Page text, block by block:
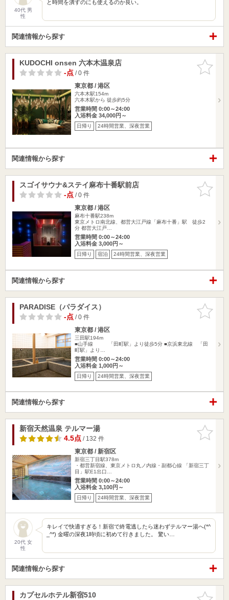
40代 男
性
と時間を潰すのにも使えるのか良い。
関連情報から探す
お気に入
りに追加
KUDOCHI onsen 六本木温泉店
-点/ 0 件
東京都 / 港区
六本木駅154m
六本木駅から 徒歩約5分
営業時間 0:00～24:00
入浴料金 34,000円～
日帰り 24時間営業、深夜営業
関連情報から探す
お気に入
りに追加
スゴイサウナ&ステイ麻布十番駅前店
-点/ 0 件
東京都 / 港区
麻布十番駅238m
東京メトロ南北線、都営大江戸線「麻布十番」駅 徒歩2
分 都営大江戸…
営業時間 0:00～24:00
入浴料金 3,000円～
日帰り 宿泊 24時間営業、深夜営業
関連情報から探す
お気に入
りに追加
PARADISE（パラダイス）
-点/ 0 件
東京都 / 港区
三田駅194m
■山手線 「田町駅」より徒歩5分 ■京浜東北線 「田
町駅」より…
営業時間 0:00～24:00
入浴料金 1,000円～
日帰り 24時間営業、深夜営業
関連情報から探す
お気に入
りに追加
新宿天然温泉 テルマー湯
4.5点/ 132 件
東京都 / 新宿区
新宿三丁目駅378m
・都営新宿線、東京メトロ丸ノ内線・副都心線 「新宿三丁
目」駅E1出口…
営業時間 0:00～24:00
入浴料金 3,100円～
日帰り 24時間営業、深夜営業
20代 女
性
キレイで快適すぎる！新宿で終電逃したら迷わずテルマー湯へ(*^
_^*) 金曜の深夜1時頃に初めて行きました。 驚い…
関連情報から探す
お気に入
カプセルホテル新宿510